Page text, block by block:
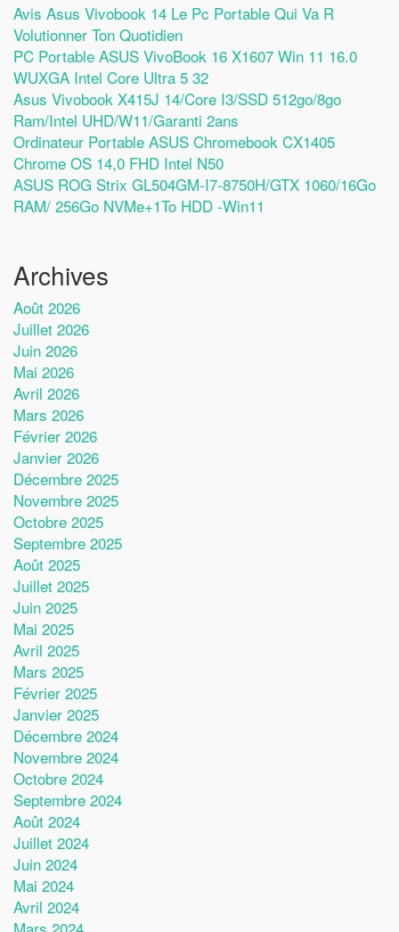
Avis Asus Vivobook 14 Le Pc Portable Qui Va R
Volutionner Ton Quotidien
PC Portable ASUS VivoBook 16 X1607 Win 11 16.0
WUXGA Intel Core Ultra 5 32
Asus Vivobook X415J 14/Core I3/SSD 512go/8go
Ram/Intel UHD/W11/Garanti 2ans
Ordinateur Portable ASUS Chromebook CX1405
Chrome OS 14,0 FHD Intel N50
ASUS ROG Strix GL504GM-I7-8750H/GTX 1060/16Go
RAM/ 256Go NVMe+1To HDD -Win11
Archives
Août 2026
Juillet 2026
Juin 2026
Mai 2026
Avril 2026
Mars 2026
Février 2026
Janvier 2026
Décembre 2025
Novembre 2025
Octobre 2025
Septembre 2025
Août 2025
Juillet 2025
Juin 2025
Mai 2025
Avril 2025
Mars 2025
Février 2025
Janvier 2025
Décembre 2024
Novembre 2024
Octobre 2024
Septembre 2024
Août 2024
Juillet 2024
Juin 2024
Mai 2024
Avril 2024